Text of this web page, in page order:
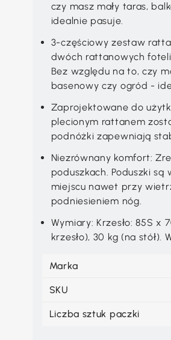
czy masz mały taras,
idealnie pasuje.
3-częściowy zestaw
dwóch rattanowych
Bez względu na to, czy
basenowy czy ogród -
Zaprojektowane do
plecionym rattanem
podnóżki zapewniają
Niezrównany komfort:
poduszkach. Poduszki
miejscu nawet przy
podniesieniem nóg.
Wymiary: Krzesło: 85S x
krzesło), 30 kg (na stół).
Marka
SKU
Liczba sztuk paczki